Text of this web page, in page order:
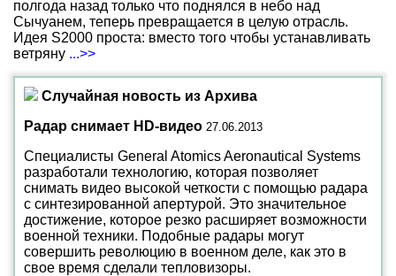
полгода назад только что поднялся в небо над
Сычуанем, теперь превращается в целую отрасль.
Идея S2000 проста: вместо того чтобы устанавливать
ветряну ...>>
Случайная новость из Архива
Радар снимает HD-видео 27.06.2013
Специалисты General Atomics Aeronautical Systems
разработали технологию, которая позволяет
снимать видео высокой четкости с помощью радара
с синтезированной апертурой. Это значительное
достижение, которое резко расширяет возможности
военной техники. Подобные радары могут
совершить революцию в военном деле, как это в
свое время сделали тепловизоры.